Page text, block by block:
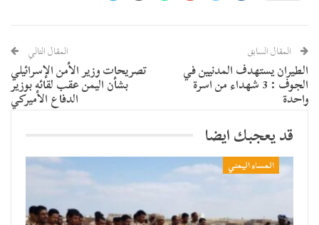
المقال السابق
الطيران يستهدف المدنيين في
الجوف : 3 شهداء من اسرة
واحدة
المقال التالي
تصريحات وزير الأمن الإسرائيلي
بشأن اليمن عقب لقائه بوزير
الدفاع الأميركي
قد يعجبك ايضا
المساء اليمني